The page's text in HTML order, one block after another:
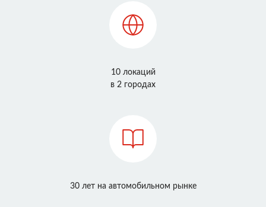
10 локаций
в 2 городах
30 лет на автомобильном рынке